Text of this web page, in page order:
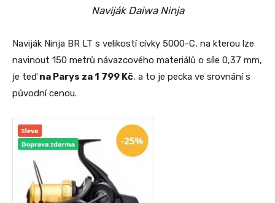
Naviják Daiwa Ninja
Naviják Ninja BR LT s velikostí cívky 5000-C, na kterou lze
navinout 150 metrů návazcového materiálů o síle 0,37 mm,
je teďna Parys za 1 799 Kč, a to je pecka ve srovnání s
původní cenou.